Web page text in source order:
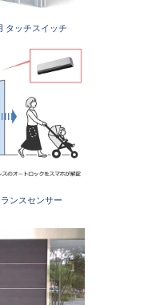
タッチスイッチ
ンスセンサー